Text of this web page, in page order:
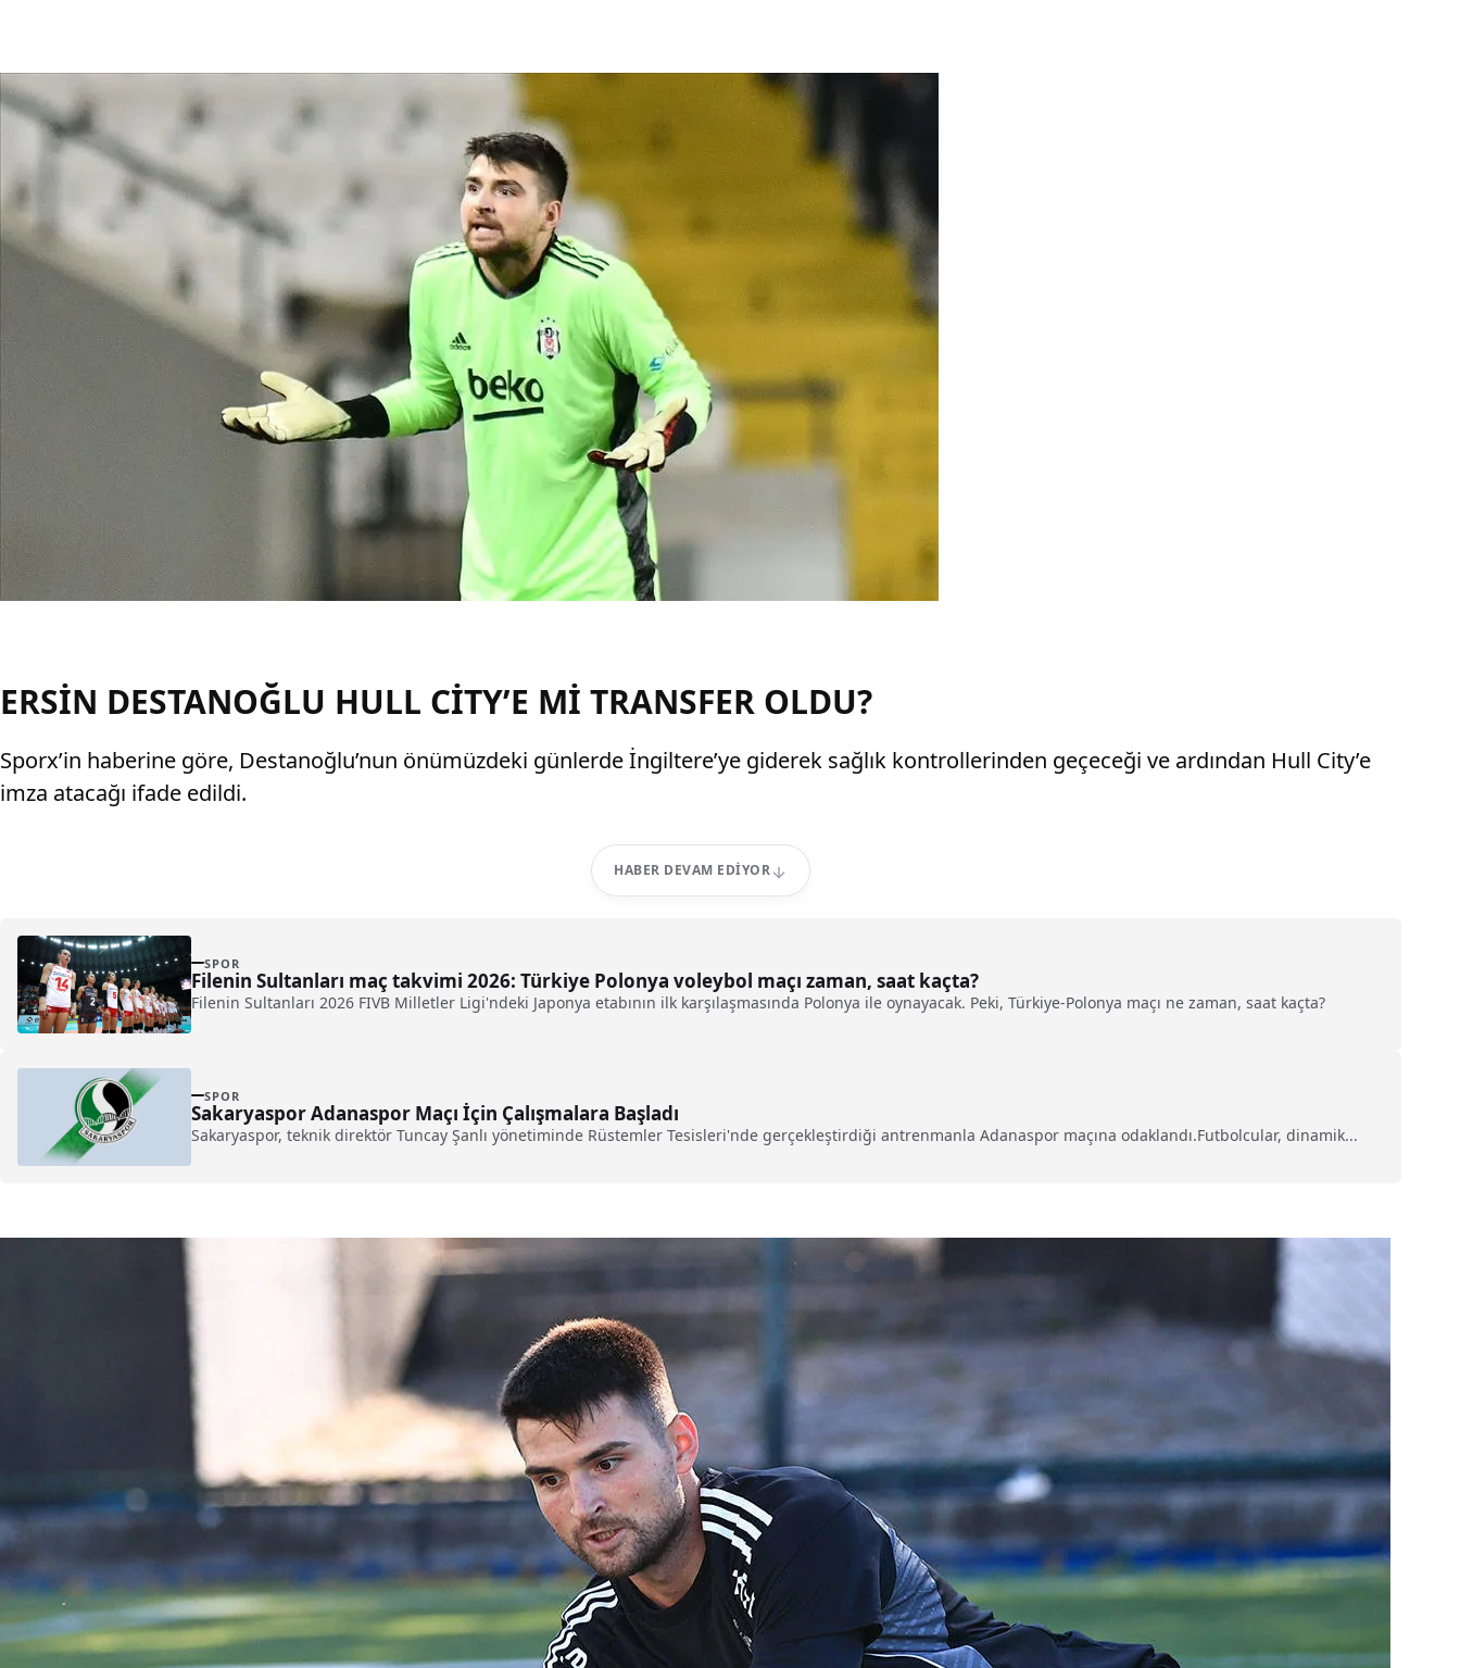
ERSİN DESTANOĞLU HULL CİTY’E Mİ TRANSFER OLDU?
Sporx’in haberine göre, Destanoğlu’nun önümüzdeki günlerde İngiltere’ye giderek sağlık kontrollerinden geçeceği ve ardından Hull City’e
imza atacağı ifade edildi.
HABER DEVAM EDIYOR
SPOR
Filenin Sultanları maç takvimi 2026: Türkiye Polonya voleybol maçı zaman, saat kaçta?
Filenin Sultanları 2026 FIVB Milletler Ligi'ndeki Japonya etabının ilk karşılaşmasında Polonya ile oynayacak. Peki, Türkiye-Polonya maçı ne zaman, saat kaçta?
SPOR
Sakaryaspor Adanaspor Maçı İçin Çalışmalara Başladı
Sakaryaspor, teknik direktör Tuncay Şanlı yönetiminde Rüstemler Tesisleri'nde gerçekleştirdiği antrenmanla Adanaspor maçına odaklandı.Futbolcular, dinamik...